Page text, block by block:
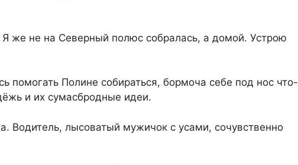
же не на Северный полюс собралась, а домой. Устрою
помогать Полине собираться, бормоча себе под нос что-
и их сумасбродные идеи.
Водитель, лысоватый мужичок с усами, сочувственно